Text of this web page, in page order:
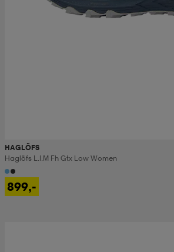
HAGLÖFS
Haglöfs L.i.m Fh Gtx Low Women
899,-